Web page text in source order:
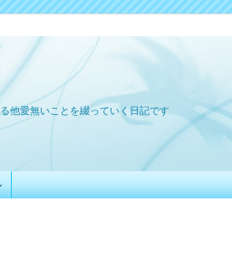
他愛無いことを綴っていく日記です